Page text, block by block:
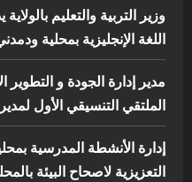
وزير التربية والتعليم
اللغة الإنجليزية بمحلية
مدير إدارة الجودة و التطوير
الملتقي التنسيقي الأول
إدارة الأنشطة المدرسية
التعزيزية لاصحاح البيئة